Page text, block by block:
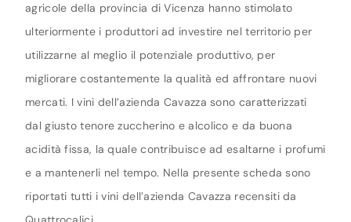
agricole della provincia di Vicenza hanno stimolato
ulteriormente i produttori ad investire nel territorio per
utilizzarne al meglio il potenziale produttivo, per
migliorare costantemente la qualità ed affrontare nuovi
mercati. I vini dell’azienda Cavazza sono caratterizzati
dal giusto tenore zuccherino e alcolico e da buona
acidità fissa, la quale contribuisce ad esaltarne i profumi
e a mantenerli nel tempo. Nella presente scheda sono
riportati tutti i vini dell’azienda Cavazza recensiti da